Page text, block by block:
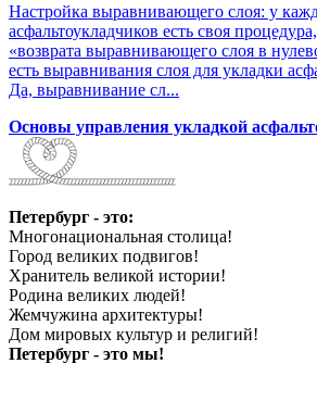
Настройка выравнивающего слоя: у
асфальтоукладчиков есть своя
«возврата выравнивающего слоя в
есть выравнивания слоя для укладки
Да, выравнивание сл...
Основы управления укладкой
Петербург - это:
Многонациональная столица!
Город великих подвигов!
Хранитель великой истории!
Родина великих людей!
Жемчужина архитектуры!
Дом мировых культур и религий!
Петербург - это мы!